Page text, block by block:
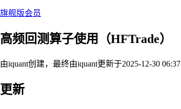
旗舰版会员
高频回测算子使用（HFTrade）
由iquant创建，最终由iquant更新于2025-12-30 06:37
更新